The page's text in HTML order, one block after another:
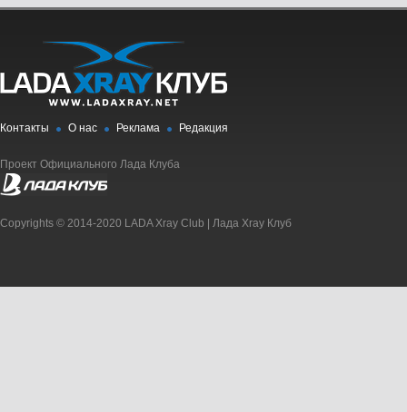
Контакты О нас Реклама Редакция
Проект Официального Лада Клуба
Copyrights © 2014-2020 LADA Xray Club | Лада Xray Клуб